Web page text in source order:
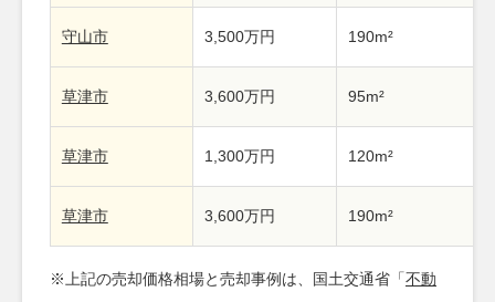
守山市 3,500万円 190m²
草津市 3,600万円 95m²
草津市 1,300万円 120m²
草津市 3,600万円 190m²
※上記の売却価格相場と売却事例は、国土交通省「不動